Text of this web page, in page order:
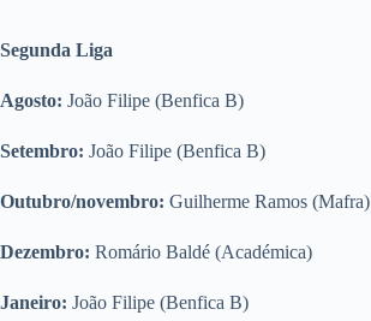
Segunda Liga
Agosto: João Filipe (Benfica B)
Setembro: João Filipe (Benfica B)
Outubro/novembro: Guilherme Ramos (Mafra)
Dezembro: Romário Baldé (Académica)
Janeiro: João Filipe (Benfica B)